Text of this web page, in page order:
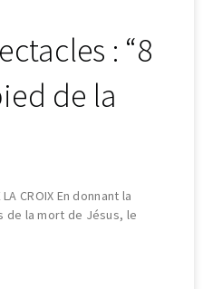
: “8
de la
LA CROIX En donnant la
de la mort de Jésus, le